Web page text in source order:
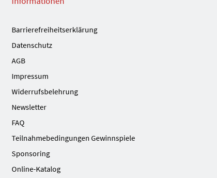
Barrierefreiheitserklärung
Datenschutz
AGB
Impressum
Widerrufsbelehrung
Newsletter
FAQ
Teilnahmebedingungen Gewinnspiele
Sponsoring
Online-Katalog